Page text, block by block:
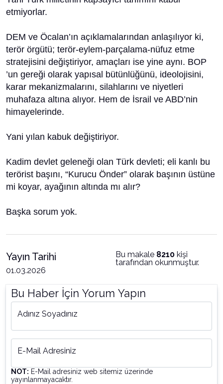
etmiyorlar.
DEM ve Öcalan’ın açıklamalarından anlaşılıyor ki,
terör örgütü; terör-eylem-parçalama-nüfuz etme
stratejisini değiştiriyor, amaçları ise yine aynı. BOP
’un gereği olarak yapısal bütünlüğünü, ideolojisini,
karar mekanizmalarını, silahlarını ve niyetleri
muhafaza altına alıyor. Hem de İsrail ve ABD’nin
himayelerinde.
Yani yılan kabuk değiştiriyor.
Kadim devlet geleneği olan Türk devleti; eli kanlı bu
terörist başını, “Kurucu Önder” olarak başının üstüne
mi koyar, ayağının altında mı alır?
Başka sorum yok.
Yayın Tarihi
01.03.2026
Bu makale 8210 kişi
tarafından okunmuştur.
Bu Haber İçin Yorum Yapın
Adınız Soyadınız
E-Mail Adresiniz
NOT: E-Mail adresiniz web sitemiz üzerinde
yayınlanmayacaktır.